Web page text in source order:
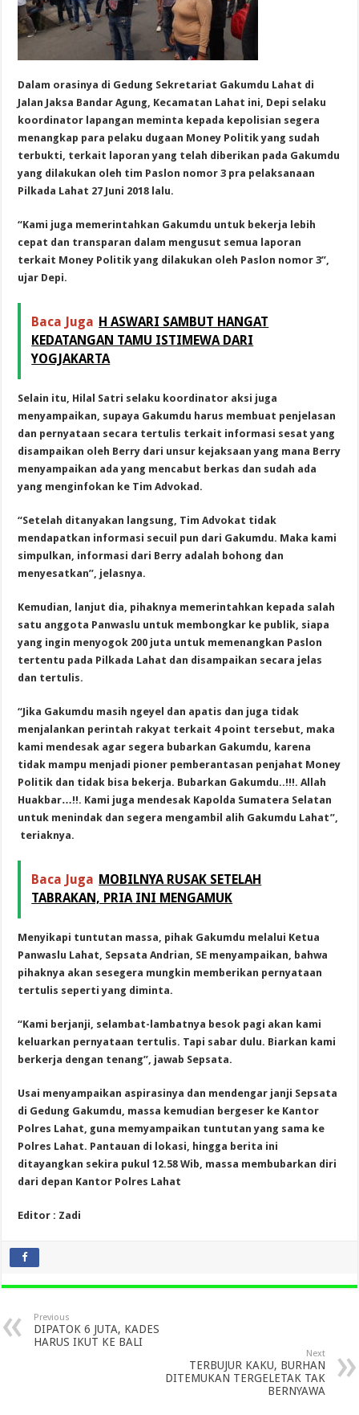
Dalam orasinya di Gedung Sekretariat Gakumdu Lahat di
Jalan Jaksa Bandar Agung, Kecamatan Lahat ini, Depi selaku
koordinator lapangan meminta kepada kepolisian segera
menangkap para pelaku dugaan Money Politik yang sudah
terbukti, terkait laporan yang telah diberikan pada Gakumdu
yang dilakukan oleh tim Paslon nomor 3 pra pelaksanaan
Pilkada Lahat 27 Juni 2018 lalu.
“Kami juga memerintahkan Gakumdu untuk bekerja lebih
cepat dan transparan dalam mengusut semua laporan
terkait Money Politik yang dilakukan oleh Paslon nomor 3”,
ujar Depi.
Baca Juga H ASWARI SAMBUT HANGAT
KEDATANGAN TAMU ISTIMEWA DARI
YOGJAKARTA
Selain itu, Hilal Satri selaku koordinator aksi juga
menyampaikan, supaya Gakumdu harus membuat penjelasan
dan pernyataan secara tertulis terkait informasi sesat yang
disampaikan oleh Berry dari unsur kejaksaan yang mana Berry
menyampaikan ada yang mencabut berkas dan sudah ada
yang menginfokan ke Tim Advokad.
“Setelah ditanyakan langsung, Tim Advokat tidak
mendapatkan informasi secuil pun dari Gakumdu. Maka kami
simpulkan, informasi dari Berry adalah bohong dan
menyesatkan”, jelasnya.
Kemudian, lanjut dia, pihaknya memerintahkan kepada salah
satu anggota Panwaslu untuk membongkar ke publik, siapa
yang ingin menyogok 200 juta untuk memenangkan Paslon
tertentu pada Pilkada Lahat dan disampaikan secara jelas
dan tertulis.
“Jika Gakumdu masih ngeyel dan apatis dan juga tidak
menjalankan perintah rakyat terkait 4 point tersebut, maka
kami mendesak agar segera bubarkan Gakumdu, karena
tidak mampu menjadi pioner pemberantasan penjahat Money
Politik dan tidak bisa bekerja. Bubarkan Gakumdu..!!!. Allah
Huakbar…!!. Kami juga mendesak Kapolda Sumatera Selatan
untuk menindak dan segera mengambil alih Gakumdu Lahat”,
teriaknya.
Baca Juga MOBILNYA RUSAK SETELAH
TABRAKAN, PRIA INI MENGAMUK
Menyikapi tuntutan massa, pihak Gakumdu melalui Ketua
Panwaslu Lahat, Sepsata Andrian, SE menyampaikan, bahwa
pihaknya akan sesegera mungkin memberikan pernyataan
tertulis seperti yang diminta.
“Kami berjanji, selambat-lambatnya besok pagi akan kami
keluarkan pernyataan tertulis. Tapi sabar dulu. Biarkan kami
berkerja dengan tenang”, jawab Sepsata.
Usai menyampaikan aspirasinya dan mendengar janji Sepsata
di Gedung Gakumdu, massa kemudian bergeser ke Kantor
Polres Lahat, guna memyampaikan tuntutan yang sama ke
Polres Lahat. Pantauan di lokasi, hingga berita ini
ditayangkan sekira pukul 12.58 Wib, massa membubarkan diri
dari depan Kantor Polres Lahat
Editor : Zadi
Previous
DIPATOK 6 JUTA, KADES
HARUS IKUT KE BALI
Next
TERBUJUR KAKU, BURHAN
DITEMUKAN TERGELETAK TAK
BERNYAWA